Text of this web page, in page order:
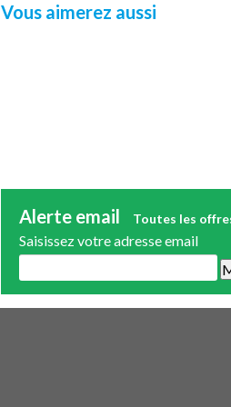
Vous aimerez aussi
Alerte email Toutes les
Saisissez votre adresse email
Une alerte mail par semaine